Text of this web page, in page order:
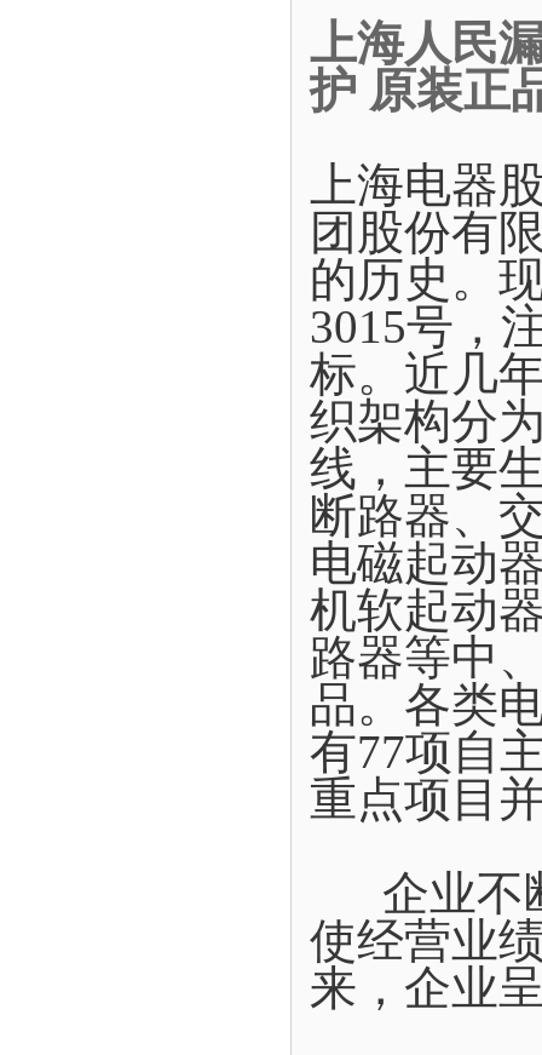
上海人民
护 原装正
上海电器
团股份有
的历史。
3015号，
标。近几
织架构分
线，主要
断路器、
电磁起动
机软起动
路器等中
品。各类
有77项自
重点项目
企业不
使经营业
来，企业